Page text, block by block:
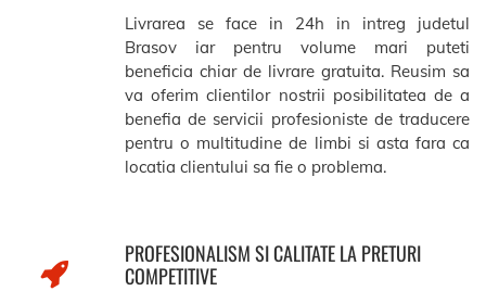
Livrarea se face in 24h in intreg judetul
Brasov iar pentru volume mari puteti
beneficia chiar de livrare gratuita. Reusim sa
va oferim clientilor nostrii posibilitatea de a
benefia de servicii profesioniste de traducere
pentru o multitudine de limbi si asta fara ca
locatia clientului sa fie o problema.
PROFESIONALISM SI CALITATE LA PRETURI
COMPETITIVE